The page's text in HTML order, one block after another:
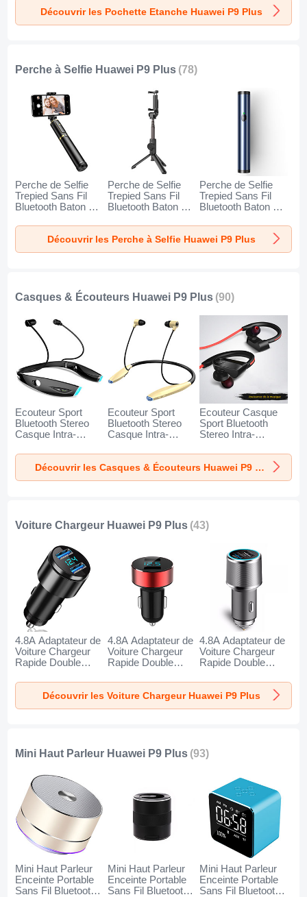
Découvrir les Pochette Etanche Huawei P9 Plus
Perche à Selfie Huawei P9 Plus (78)
Perche de Selfie
Trepied Sans Fil
Bluetooth Baton de
Poche Universel
T34 pour Huawei
P9 Plus Or et Noir
Perche de Selfie
Trepied Sans Fil
Bluetooth Baton de
Poche Universel
T32 pour Huawei
P9 Plus Noir
Perche de Selfie
Trepied Sans Fil
Bluetooth Baton de
Poche Universel
T31 pour Huawei
P9 Plus Bleu
Découvrir les Perche à Selfie Huawei P9 Plus
Casques & Écouteurs Huawei P9 Plus (90)
Ecouteur Sport
Bluetooth Stereo
Casque Intra-
Oreillette H52 pour
Huawei P9 Plus
Noir
Ecouteur Sport
Bluetooth Stereo
Casque Intra-
Oreillette H51 pour
Huawei P9 Plus Or
Ecouteur Casque
Sport Bluetooth
Stereo Intra-
Oreillette H53 pour
Huawei P9 Plus
Noir
Découvrir les Casques & Écouteurs Huawei P9 Plus
Voiture Chargeur Huawei P9 Plus (43)
4.8A Adaptateur de
Voiture Chargeur
Rapide Double
K10 pour Huawei
P9 Plus Noir
4.8A Adaptateur de
Voiture Chargeur
Rapide Double
K07 pour Huawei
P9 Plus Rouge
4.8A Adaptateur de
Voiture Chargeur
Rapide Double
K08 pour Huawei
P9 Plus Argent
Découvrir les Voiture Chargeur Huawei P9 Plus
Mini Haut Parleur Huawei P9 Plus (93)
Mini Haut Parleur
Enceinte Portable
Sans Fil Bluetooth
Mini Haut Parleur
Enceinte Portable
Sans Fil Bluetooth
Mini Haut Parleur
Enceinte Portable
Sans Fil Bluetooth